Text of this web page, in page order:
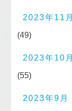
2023年11月
(49)
2023年10月
(55)
2023年9月